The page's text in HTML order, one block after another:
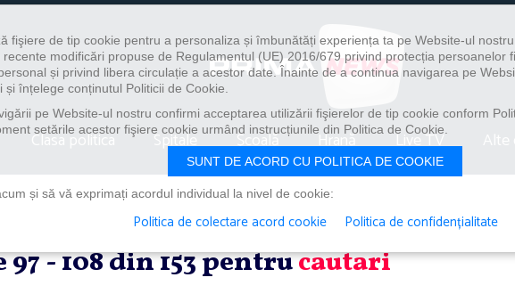
Clasa politica Spitale Școală Hrană Live TV
- 108 din 153 pentrucautari
fişiere de tip cookie pentru a personaliza și îmbunătăți experiența ta pe Website-ul
recente modificări propuse de Regulamentul (UE) 2016/679 privind protecția persoanelor
și privind libera circulație a acestor date. Înainte de a continua navigarea pe
înțelege conținutul Politicii de Cookie.
pe Website-ul nostru confirmi acceptarea utilizării fişierelor de tip cookie conform
setările acestor fişiere cookie urmând instrucțiunile din Politica de Cookie.
SUNT DE ACORD CU POLITICA DE COOKIE
și să vă exprimați acordul individual la nivel de cookie:
Politica de colectare acord cookie Politica de confidențialitate